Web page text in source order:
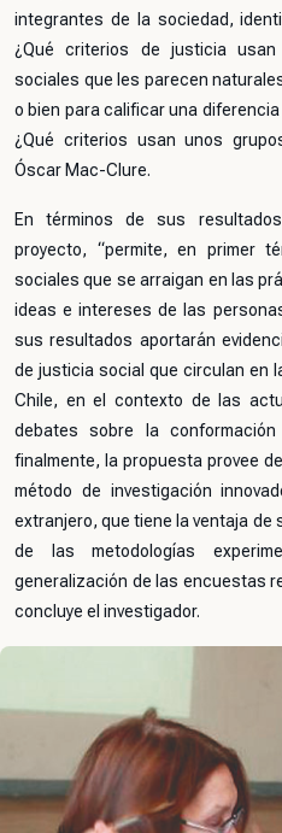
integrantes de la sociedad,
¿Qué criterios de justicia
sociales que les parecen
o bien para calificar una
¿Qué criterios usan unos
Óscar Mac-Clure.
En términos de sus
proyecto, “permite, en primer
sociales que se arraigan en las
ideas e intereses de las
sus resultados aportarán
de justicia social que circulan en
Chile, en el contexto de las
debates sobre la
finalmente, la propuesta provee
método de investigación
extranjero, que tiene la ventaja de
de las metodologías
generalización de las encuestas
concluye el investigador.